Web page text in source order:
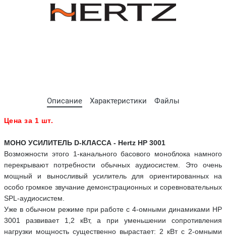
Описание Характеристики Файлы
Цена за 1 шт.
МОНО УСИЛИТЕЛЬ D-КЛАССА - Hertz HP 3001
Возможности этого 1-канального басового моноблока намного
перекрывают потребности обычных аудиосистем. Это очень
мощный и выносливый усилитель для ориентированных на
особо громкое звучание демонстрационных и соревновательных
SPL-аудиосистем.
Уже в обычном режиме при работе с 4-омными динамиками HP
3001 развивает 1,2 кВт, а при уменьшении сопротивления
нагрузки мощность существенно вырастает: 2 кВт с 2-омными